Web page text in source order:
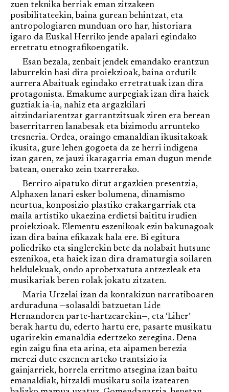
zuen teknika berriak eman zitzakeen
posibilitateekin, baina gurean behintzat, eta
antropologiaren munduan oro har, historiara
igaro da Euskal Herriko jende apalari egindako
erretratu etnografikoengatik.
Esan bezala, zenbait jendek emandako erantzun
laburrekin hasi dira proiekzioak, baina ordutik
aurrera Abaituak egindako erretratuak izan dira
protagonista. Emakume aurpegiak izan dira haiek
guztiak ia-ia, nahiz eta argazkilari
aitzindariarentzat garrantzitsuak ziren era berean
baserritarren lanabesak eta bizimodu arrunteko
tresneria. Ordea, oraingo emanaldian ikusitakoak
ikusita, gure lehen gogoeta da ze herri indigena
izan garen, ze jauzi ikaragarria eman dugun mende
batean, onerako zein txarrerako.
Berriro aipatuko ditut argazkien presentzia,
Alphaxen lanari esker bolumena, dinamismo
neurtua, konposizio plastiko erakargarriak eta
maila artistiko ukaezina erdietsi baititu irudien
proiekzioak. Elementu eszenikoak ezin bakunagoak
izan dira baina efikazak hala ere. Bi egitura
poliedriko eta singlerekin bete da nolabait hutsune
eszenikoa, eta haiek izan dira dramaturgia soilaren
heldulekuak, ondo aprobetxatuta antzezleak eta
musikariak beren rolak jokatu zitzaten.
Maria Urzelai izan da kontakizun narratiboaren
arduraduna —solasaldi batzuetan Lide
Hernandoren parte-hartzearekin—, eta ‘Liher’
berak hartu du, ederto hartu ere, pasarte musikatu
ugarirekin emanaldia edertzeko zeregina. Dena
egin zaigu fina eta arina, eta aipamen berezia
merezi dute eszenen arteko trantsizio ia
gainjarriek, horrela erritmo atsegina izan baitu
emanaldiak, hitzaldi musikatu soila izatearen